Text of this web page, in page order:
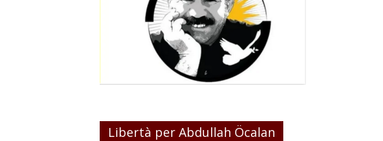
Libertà per Abdullah Öcalan